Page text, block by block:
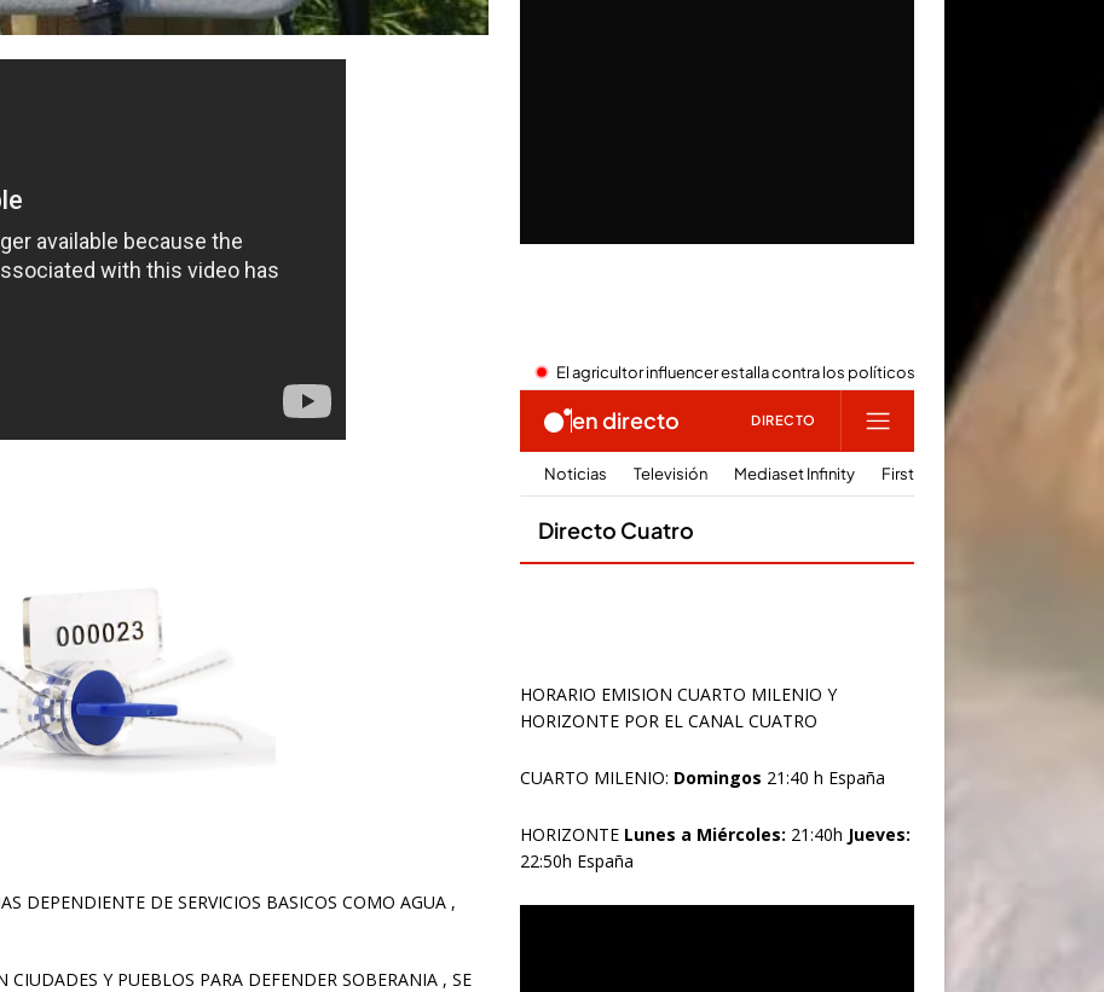
DEPENDIENTE DE SERVICIOS BASICOS COMO AGUA ,
Y PUEBLOS PARA DEFENDER SOBERANIA , SE
HORARIO EMISION CUARTO MILENIO Y
HORIZONTE POR EL CANAL CUATRO
CUARTO MILENIO: Domingos 21:40 h España
HORIZONTE Lunes a Miércoles: 21:40h Jueves:
22:50h España